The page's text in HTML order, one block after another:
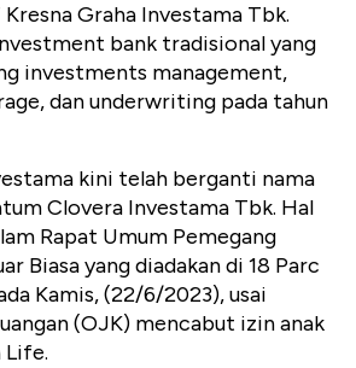
Graha Investama Tbk.
bank tradisional yang
investments management,
dan underwriting pada tahun
kini telah berganti nama
Clovera Investama Tbk. Hal
Rapat Umum Pemegang
Biasa yang diadakan di 18 Parc
Kamis, (22/6/2023), usai
(OJK) mencabut izin anak
Life.